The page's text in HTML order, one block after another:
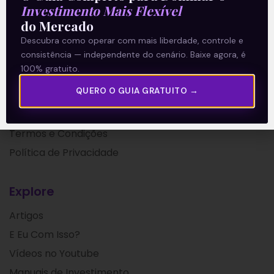
Sobre nós
Termos e Condições
Política de Privacidade
Explore
Artigos
E Eu Com Isso?
Vídeos no Youtube
Investimento Mais Flexível
do Mercado
Descubra como operar com mais liberdade, controle e
consistência — independente do cenário. Baixe agora, é
100% gratuito.
QUERO O GUIA GRATUITO →